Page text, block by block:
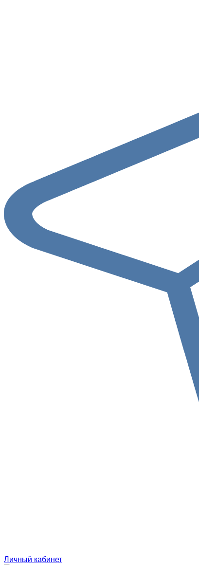
Личный кабинет